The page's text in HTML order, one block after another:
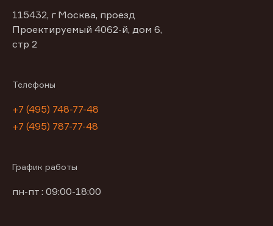
115432, г Москва, проезд
Проектируемый 4062-й, дом 6,
стр 2
Телефоны
+7 (495) 748-77-48
+7 (495) 787-77-48
График работы
пн-пт : 09:00-18:00